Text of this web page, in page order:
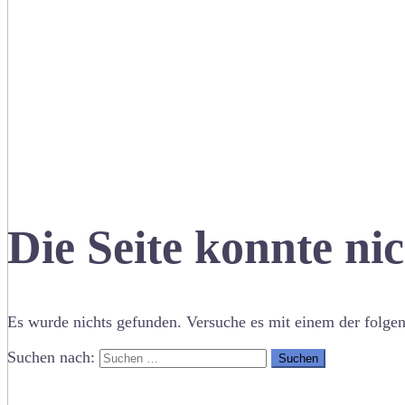
Die Seite konnte
Es wurde nichts gefunden. Versuche es mit einem der
Suchen nach: